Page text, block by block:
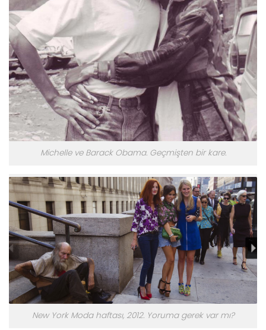
Michelle ve Barack Obama. Geçmişten bir kare.
New York Moda haftası, 2012. Yoruma gerek var mı?